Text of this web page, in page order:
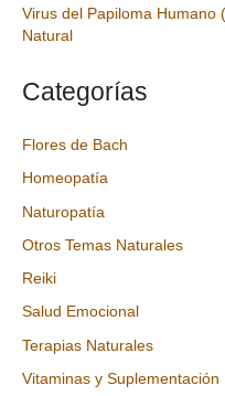
Virus del Papiloma Humano
Natural
Categorías
Flores de Bach
Homeopatía
Naturopatía
Otros Temas Naturales
Reiki
Salud Emocional
Terapias Naturales
Vitaminas y Suplementación